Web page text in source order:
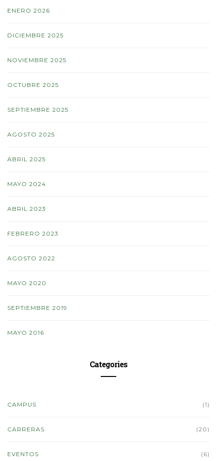
ENERO 2026
DICIEMBRE 2025
NOVIEMBRE 2025
OCTUBRE 2025
SEPTIEMBRE 2025
AGOSTO 2025
ABRIL 2025
MAYO 2024
ABRIL 2023
FEBRERO 2023
AGOSTO 2022
MAYO 2020
SEPTIEMBRE 2019
MAYO 2016
Categories
CAMPUS (1)
CARRERAS (20)
EVENTOS (6)